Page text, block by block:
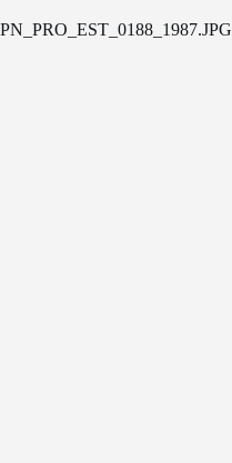
PN_PRO_EST_0188_1987.JPG